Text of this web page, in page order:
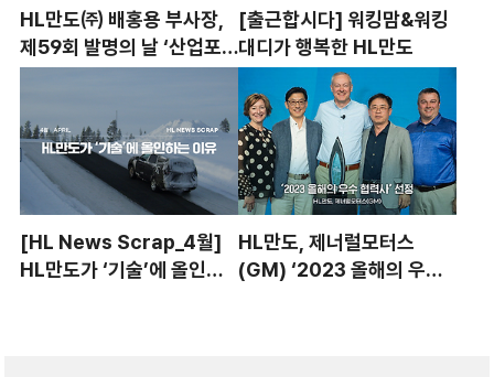
HL만도㈜ 배홍용 부사장,
제59회 발명의 날 ‘산업포
장‘ 수훈
[출근합시다] 워킹맘&워킹
대디가 행복한 HL만도
[HL News Scrap_4월]
HL만도가 ‘기술’에 올인하
HL만도, 제너럴모터스
(GM) ‘2023 올해의 우수